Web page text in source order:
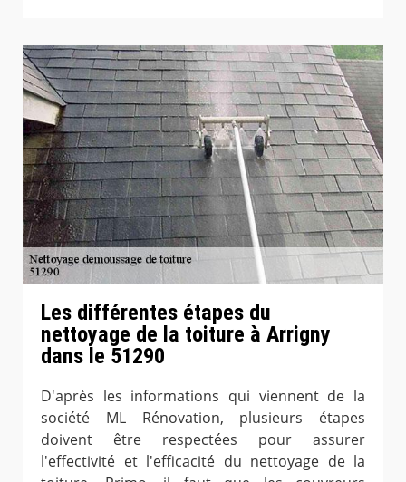
Les différentes étapes du
nettoyage de la toiture à Arrigny
dans le 51290
D'après les informations qui viennent de la
société ML Rénovation, plusieurs étapes
doivent être respectées pour assurer
l'effectivité et l'efficacité du nettoyage de la